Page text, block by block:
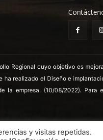
Regional cuyo objetivo es
realizado el Diseño e
empresa. (10/08/2022). Para
y visitas repetidas.